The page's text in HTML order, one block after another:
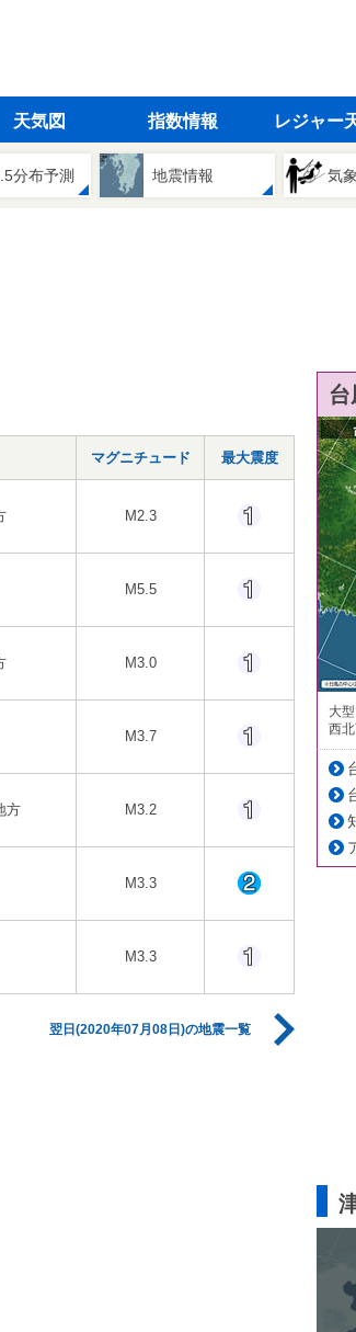
天気図 指数情報 レジャー
分布予測 地震情報 気
マグニチュード 最大震度
M2.3
M5.5
M3.0
M3.7
方 M3.2
M3.3
M3.3
翌日(2020年07月08日)の地震一覧
大
西